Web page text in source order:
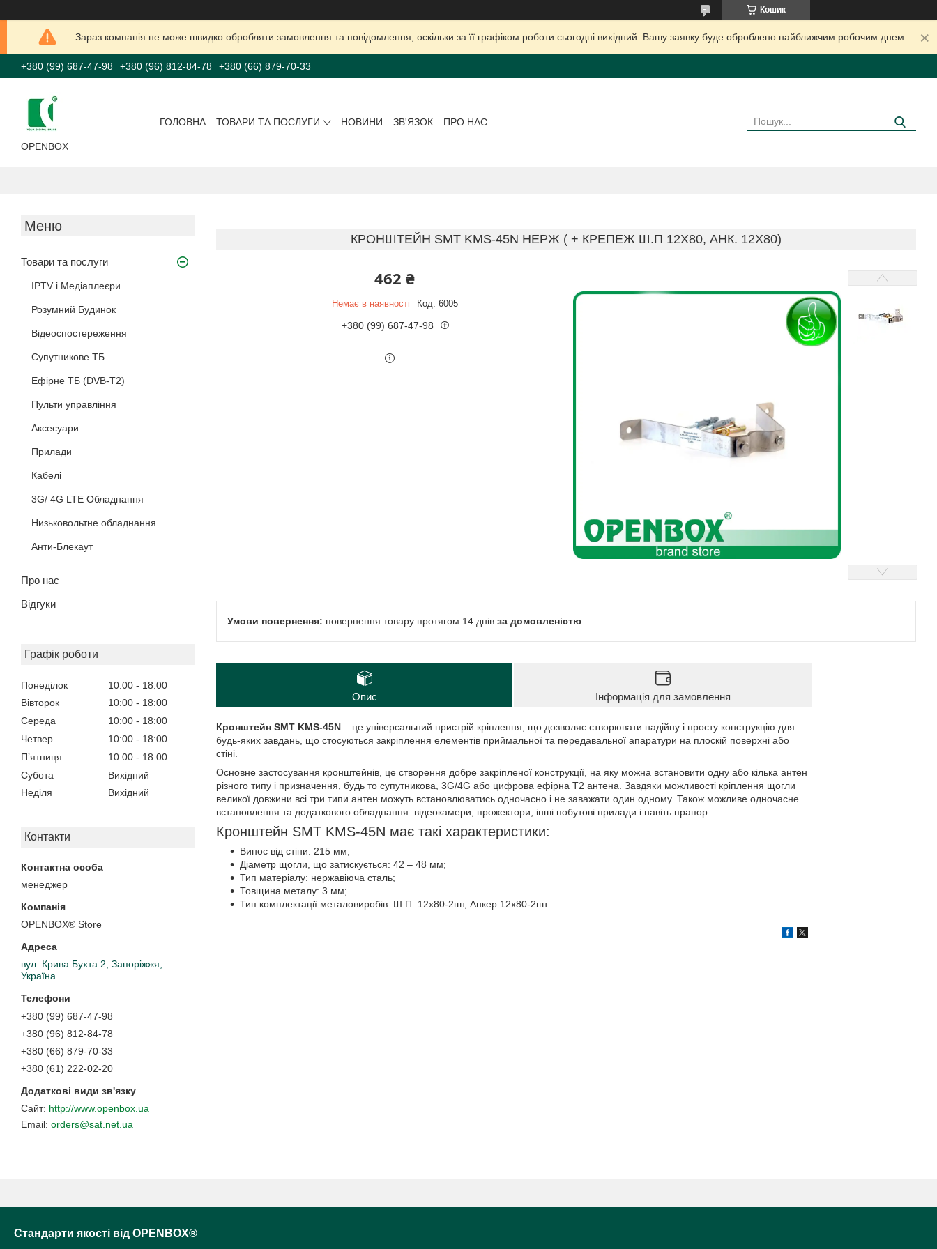
Кошик
Зараз компанія не може швидко обробляти замовлення та повідомлення, оскільки за її графіком роботи сьогодні вихідний. Вашу заявку буде оброблено найближчим робочим днем.
+380 (99) 687-47-98 +380 (96) 812-84-78 +380 (66) 879-70-33
OPENBOX
ГОЛОВНА ТОВАРИ ТА ПОСЛУГИ НОВИНИ ЗВ'ЯЗОК ПРО НАС
Товари та послуги
IPTV і Медіаплеєри
Розумний Будинок
Відеоспостереження
Супутникове ТБ
Ефірне ТБ (DVB-T2)
Пульти управління
Аксесуари
Прилади
Кабелi
3G/ 4G LTE Обладнання
Низьковольтне обладнання
Анти-Блекаут
Про нас
Відгуки
Графік роботи
Понеділок 10:00
18:00
Вівторок
10:00
18:00
Середа
10:00
18:00
Четвер
10:00
18:00
Пʼятниця
10:00
18:00
Субота
Вихідний
Неділя
Вихідний
Контакти
менеджер
OPENBOX® Store
вул. Крива Бухта 2, Запоріжжя,
Україна
+380 (99) 687-47-98
+380 (96) 812-84-78
+380 (66) 879-70-33
+380 (61) 222-02-20
http://www.openbox.ua
orders@sat.net.ua
КРОНШТЕЙН SMT KMS-45N НЕРЖ ( + КРЕПЕЖ Ш.П 12Х80, АНК. 12Х80)
462 ₴
Немає в наявності Код: 6005
+380 (99) 687-47-98
повернення товару протягом 14 днів за домовленістю
Опис Інформація для замовлення
Кронштейн SMT KMS-45N – це універсальний пристрій кріплення, що дозволяє створювати надійну і просту конструкцію для
будь-яких завдань, що стосуються закріплення елементів приймальної та передавальної апаратури на плоскій поверхні або
стіні.
Основне застосування кронштейнів, це створення добре закріпленої конструкції, на яку можна встановити одну або кілька антен
різного типу і призначення, будь то супутникова, 3G/4G або цифрова ефірна Т2 антена. Завдяки можливості кріплення щогли
великої довжини всі три типи антен можуть встановлюватись одночасно і не заважати один одному. Також можливе одночасне
встановлення та додаткового обладнання: відеокамери, прожектори, інші побутові прилади і навіть прапор.
Кронштейн SMT KMS-45N має такі характеристики:
Винос від стіни: 215 мм;
Діаметр щогли, що затискується: 42 – 48 мм;
Тип матеріалу: нержавіюча сталь;
Товщина металу: 3 мм;
Тип комплектації металовиробів: Ш.П. 12х80-2шт, Анкер 12х80-2шт
Стандарти якості від OPENBOX®